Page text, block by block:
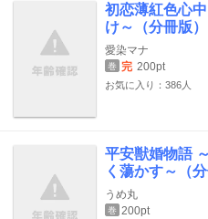
初恋薄紅色心
け～（分冊版）
愛染マナ
巻 完 200pt
お気に入り：386人
平安獣婚物語
く蕩かす～（分
うめ丸
巻 200pt